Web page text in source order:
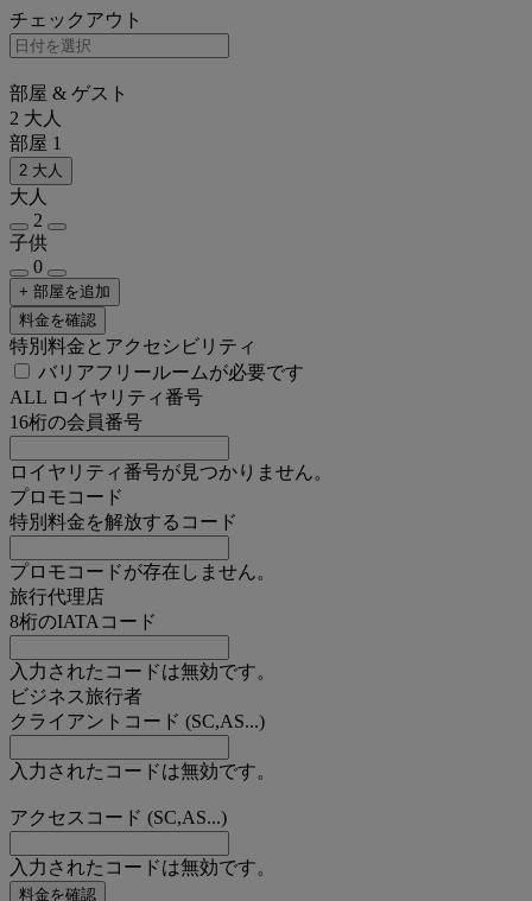
チェックアウト
部屋 & ゲスト
2 大人
部屋 1
2 大人
大人
2
子供
0
+ 部屋を追加
料金を確認
特別料金とアクセシビリティ
バリアフリールームが必要です
ALL ロイヤリティ番号
16桁の会員番号
ロイヤリティ番号が見つかりません。
プロモコード
特別料金を解放するコード
プロモコードが存在しません。
旅行代理店
8桁のIATAコード
入力されたコードは無効です。
ビジネス旅行者
クライアントコード (SC,AS...)
入力されたコードは無効です。
アクセスコード (SC,AS...)
入力されたコードは無効です。
料金を確認